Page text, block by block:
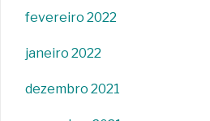
fevereiro 2022
janeiro 2022
dezembro 2021